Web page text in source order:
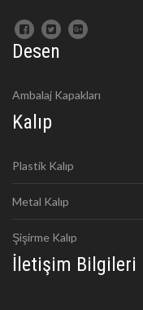
Desen
Ambalaj Kapakları
Kalıp
Plastik Kalıp
Metal Kalıp
Şişirme Kalıp
İletişim Bilgileri